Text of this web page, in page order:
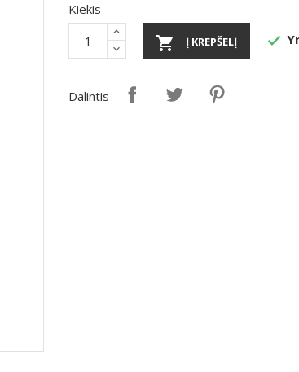
Kiekis
 Į KREPŠELĮ 
Dalintis